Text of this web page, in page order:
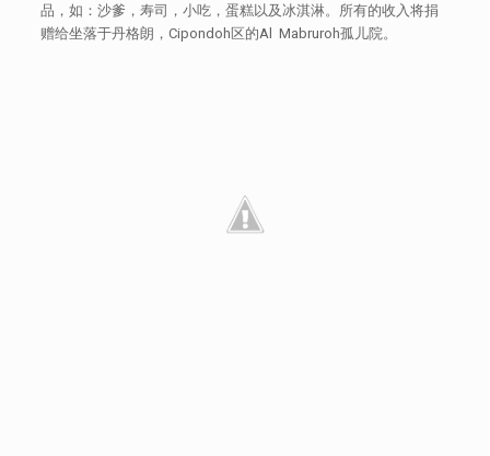
品，如：沙爹，寿司，小吃，蛋糕以及冰淇淋。所有的收入将捐
赠给坐落于丹格朗，Cipondoh区的Al Mabruroh孤儿院。